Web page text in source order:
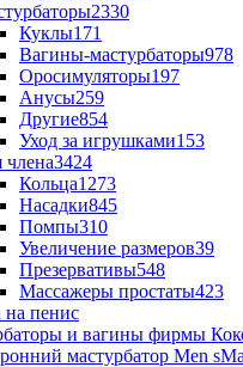
2330
Куклы171
Вагины-мастурбаторы978
Оросимуляторы197
Анусы259
Другие854
Уход за игрушками153
члена3424
Кольца1273
Насадки845
Помпы310
Увеличение размеров39
Презервативы548
Массажеры простаты423